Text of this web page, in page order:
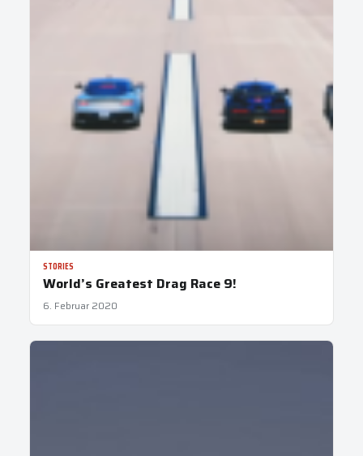
STORIES
World’s Greatest Drag Race 9!
6. Februar 2020